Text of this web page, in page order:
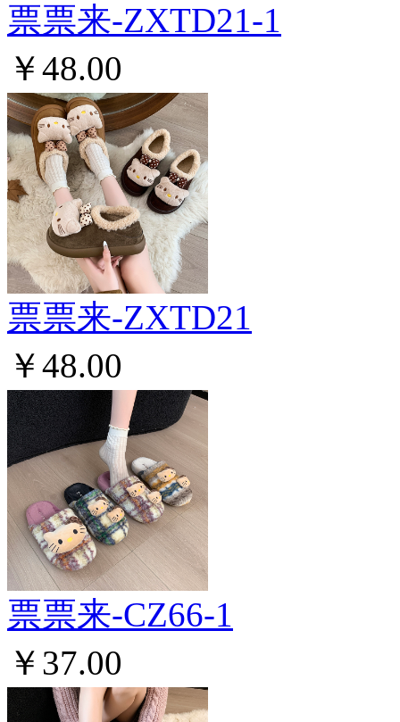
票票来-ZXTD21-1
￥48.00
票票来-ZXTD21
￥48.00
票票来-CZ66-1
￥37.00